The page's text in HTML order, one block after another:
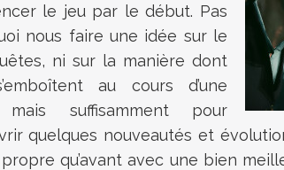
le jeu par le début. Pas
nous faire une idée sur le
ni sur la manière dont
au cours d’une
mais suffisamment pour
quelques nouveautés et
qu’avant avec une bien